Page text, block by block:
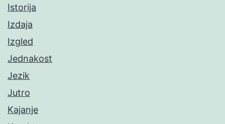
Istorija
Izdaja
Izgled
Jednakost
Jezik
Jutro
Kajanje